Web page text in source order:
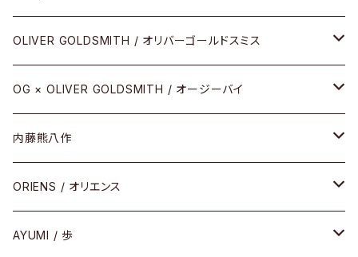
その他
URUSHI（CRAFTSMAN EDITION）
REVIVAL EDITION
HEAVY EDITION
COMBI （コンビシリーズ）
PREMIUM（プレミアムシリーズ）
サブリメイションシリーズ
OLIVER GOLDSMITH / オリバーゴールドスミス
メタル
セル
コンビ
OG × OLIVER GOLDSMITH / オージーバイ
メタル
セル
コンビ
内藤熊八作
セル
メタル
ORIENS / オリエンス
セルフレーム
AYUMI / 歩